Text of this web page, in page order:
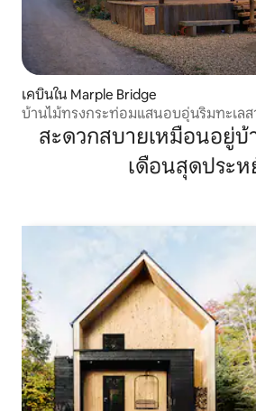
เคบินใน Marple Bridge
บ้านไม้ทรงกระท่อมแสนอบอุ่นริมทะเล
ทริกต์
สะดวกสบายเหมือนอยู่บ้
เดือนสุดประ